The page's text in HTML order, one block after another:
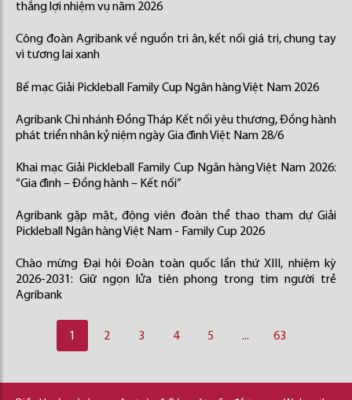
thắng lợi nhiệm vụ năm 2026
Công đoàn Agribank về nguồn tri ân, kết nối giá trị, chung tay
vì tương lai xanh
Bế mạc Giải Pickleball Family Cup Ngân hàng Việt Nam 2026
Agribank Chi nhánh Đồng Tháp Kết nối yêu thương, Đồng hành
phát triển nhân kỷ niệm ngày Gia đình Việt Nam 28/6
Khai mạc Giải Pickleball Family Cup Ngân hàng Việt Nam 2026:
“Gia đình – Đồng hành – Kết nối”
Agribank gặp mặt, động viên đoàn thể thao tham dự Giải
Pickleball Ngân hàng Việt Nam - Family Cup 2026
Chào mừng Đại hội Đoàn toàn quốc lần thứ XIII, nhiệm kỳ
2026-2031: Giữ ngọn lửa tiên phong trong tim người trẻ
Agribank
1 2 3 4 5 ... 63